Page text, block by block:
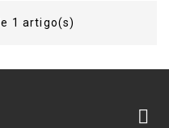
1 artigo(s)
